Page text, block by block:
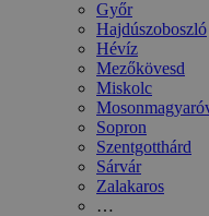
Győr
Hajdúszoboszló
Hévíz
Mezőkövesd
Miskolc
Sopron
Szentgotthárd
Sárvár
Zalakaros
…